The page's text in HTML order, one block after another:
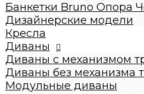
Банкетки Archy
Банкетки Bruno Опора
Дизайнерские модели
Кресла
Диваны
Диваны с механизмом
Диваны без механизма
Банкетки Bruno Опора
Дизайнерские модели
Кресла
Диваны
Диваны с механизмом
Диваны без механизма
Модульные диваны